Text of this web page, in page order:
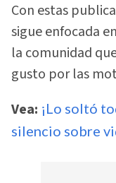
Con estas
sigue enfocada
la comunidad
gusto por las
Vea: ¡Lo soltó
silencio sobre